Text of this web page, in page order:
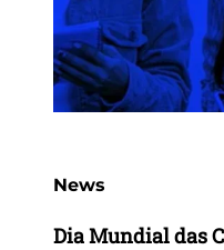
News
Dia Mundial das